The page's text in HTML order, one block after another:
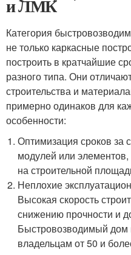
и ЛМК
Категория
не только каркасные
построить в кратчайшие
разного типа. Они
строительства и
примерно одинаков для
особенности:
Оптимизация сроков за
модулей или элементов,
на строительной
Неплохие
Высокая скорость
снижению прочности и
Быстровозводимый дом
владельцам от 50 и